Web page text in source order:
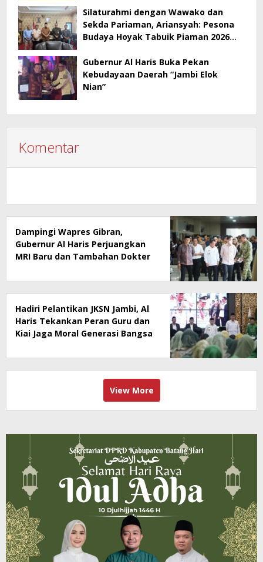
Silaturahmi dengan Wawako dan
Sekda Pariaman, Ariansyah: Pesona
Budaya Hoyak Tabuik Piaman 2026
Gubernur Al Haris Buka Pekan
Kebudayaan Daerah “Jambi Elok
Nian”
Komentar
Dampingi Wapres Gibran,
Gubernur Al Haris Perjuangkan
MRI Baru dan Tambahan Dokter
Mattaher
Hadiri Pelantikan JKSN Jambi, Al
Haris Tekankan Peran Guru dan
Kiai Jaga Moral Generasi Bangsa
View More